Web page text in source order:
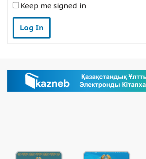
Keep me signed in
Log In